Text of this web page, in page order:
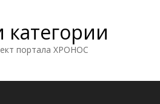
категории
портала ХРОНОС